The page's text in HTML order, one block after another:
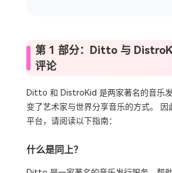
第 1 部分：Ditto 与
评论
Ditto 和 DistroKid 是两家著名的音乐
变了艺术家与世界分享音乐的方式。 因
平台，请阅读以下指南：
什么是同上？